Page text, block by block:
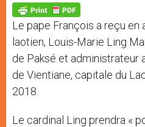
p
p
g
e
r
o
k
Le pape François a reçu en
laotien, Louis-Marie Ling
de Paksé et administrateur
de Vientiane, capitale du
2018.
Le cardinal Ling prendra «